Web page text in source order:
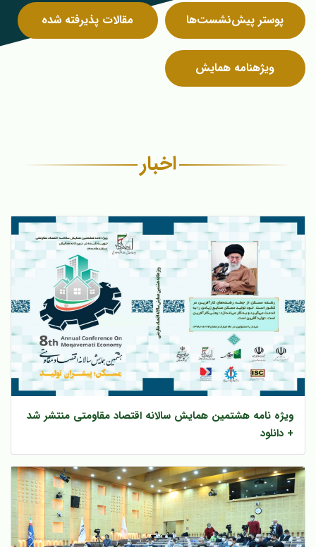
پوستر پیش‌نشست‌ها مقالات پذیرفته شده
ویژه‎نامه همایش
اخبار
ویژه نامه هشتمین همایش سالانه اقتصاد مقاومتی منتشر شد
+ دانلود